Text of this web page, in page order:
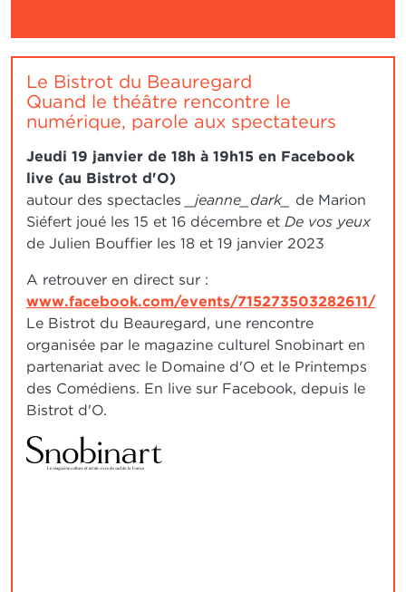
Le Bistrot du Beauregard
Quand le théâtre rencontre le
numérique, parole aux spectateurs
Jeudi 19 janvier de 18h à 19h15 en Facebook
live (au Bistrot d'O)
autour des spectacles
_jeanne_dark_
de Marion
Siéfert joué les 15 et 16 décembre et De vos yeux
de Julien Bouffier les 18 et 19 janvier 2023
A retrouver en direct sur :
www.facebook.com/events/715273503282611/
Le Bistrot du Beauregard, une rencontre
organisée par le magazine culturel Snobinart en
partenariat avec le Domaine d'O et le Printemps
des Comédiens. En live sur Facebook, depuis le
Bistrot d'O.
IMAGE